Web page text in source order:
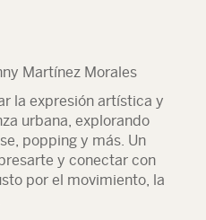
Martínez Morales
la expresión artística y
urbana, explorando
popping y más. Un
y conectar con
por el movimiento, la